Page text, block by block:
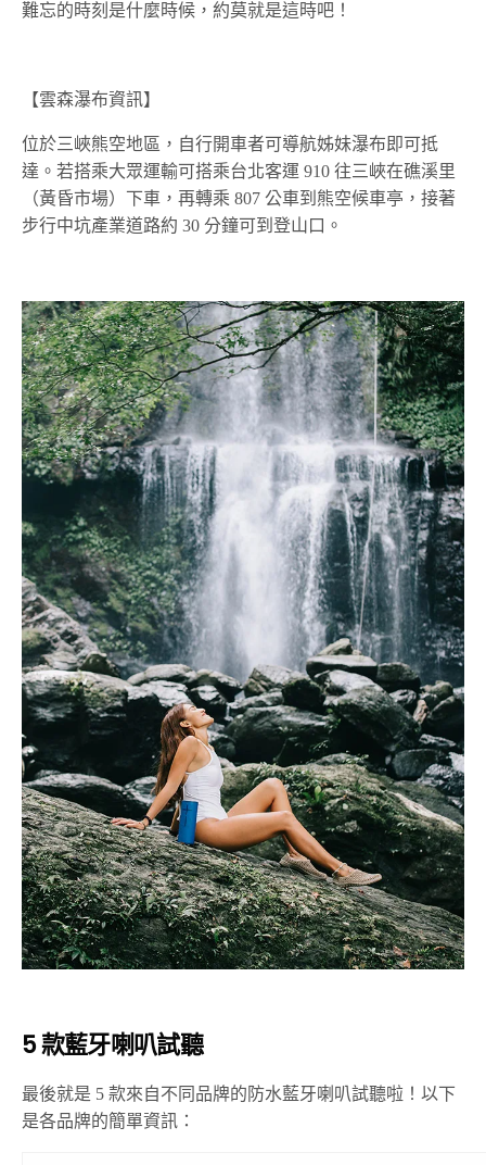
難忘的時刻是什麼時候，約莫就是這時吧！
【雲森瀑布資訊】
位於三峽熊空地區，自行開車者可導航姊妹瀑布即可抵
達。若搭乘大眾運輸可搭乘台北客運 910 往三峽在礁溪里
（黃昏市場）下車，再轉乘 807 公車到熊空候車亭，接著
步行中坑產業道路約 30 分鐘可到登山口。
5 款藍牙喇叭試聽
最後就是 5 款來自不同品牌的防水藍牙喇叭試聽啦！以下
是各品牌的簡單資訊：